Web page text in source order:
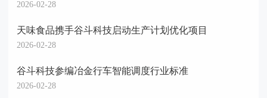
2026-02-28
天味食品携手谷斗科技启动生产计划优化项目
2026-02-28
谷斗科技参编冶金行车智能调度行业标准
2026-02-28